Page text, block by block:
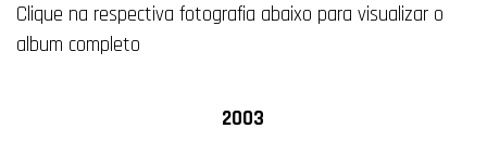
Clique na respectiva fotografia abaixo para visualizar o
album completo
2003